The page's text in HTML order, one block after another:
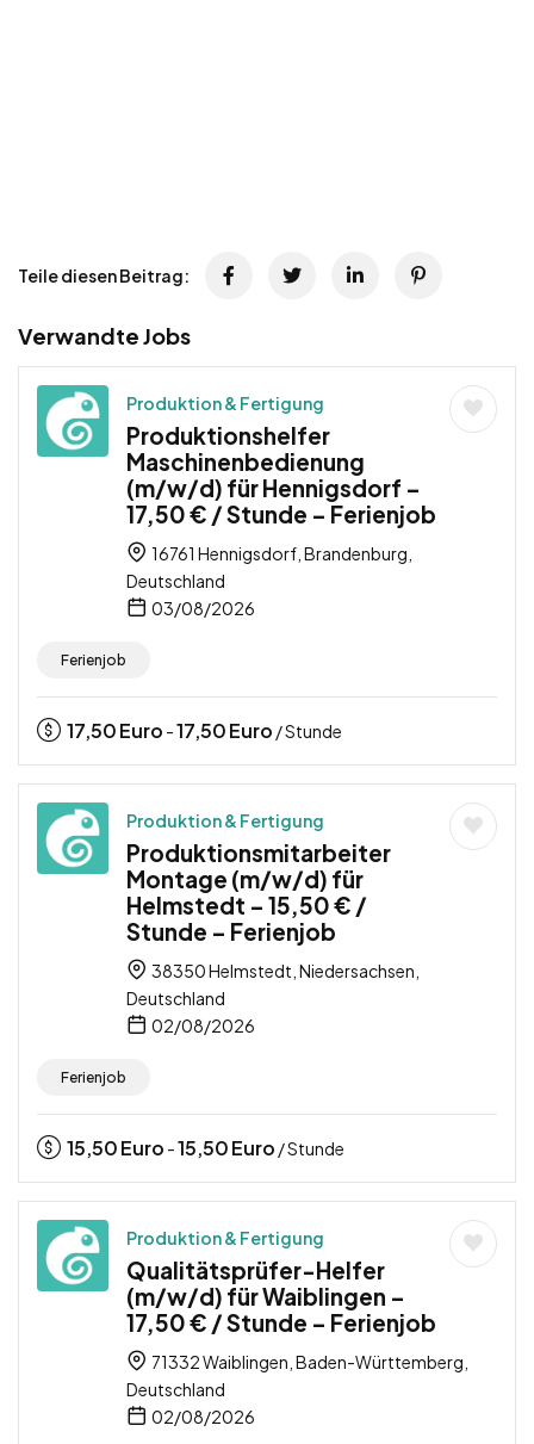
Teile diesen Beitrag:
Verwandte Jobs
Produktion & Fertigung
Produktionshelfer
Maschinenbedienung
(m/w/d) für Hennigsdorf –
17,50 € / Stunde – Ferienjob
16761 Hennigsdorf, Brandenburg,
Deutschland
03/08/2026
Ferienjob
17,50Euro -17,50Euro / Stunde
Produktion & Fertigung
Produktionsmitarbeiter
Montage (m/w/d) für
Helmstedt – 15,50 € /
Stunde – Ferienjob
38350 Helmstedt, Niedersachsen,
Deutschland
02/08/2026
Ferienjob
15,50Euro -15,50Euro / Stunde
Produktion & Fertigung
Qualitätsprüfer-Helfer
(m/w/d) für Waiblingen –
17,50 € / Stunde – Ferienjob
71332 Waiblingen, Baden-Württemberg,
Deutschland
02/08/2026